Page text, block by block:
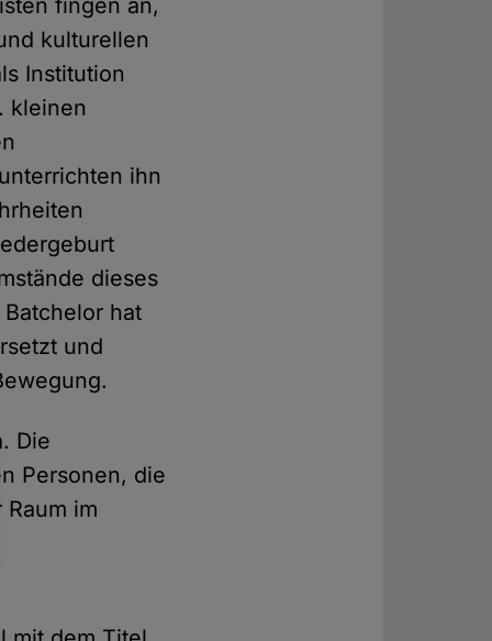
fingen an,
kulturellen
Institution
kleinen
ihn
dieses
hat
und
Die
Personen, die
im